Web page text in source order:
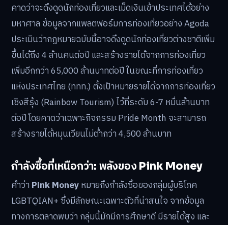
คาดว่าจะดึงดูดนักท่องเที่ยวและเม็ดเงินเข้าประเทศได้อย่าง
มหาศาล ข้อมูลจากแพลตฟอร์มการท่องเที่ยวอย่าง Agoda
ประเมินว่ากฎหมายฉบับนี้อาจดึงดูดนักท่องเที่ยวต่างชาติเพิ่ม
ขึ้นได้ถึง 4 ล้านคนต่อปี และสร้างรายได้จากการท่องเที่ยว
เพิ่มอีกกว่า 65,000 ล้านบาทต่อปี ในขณะที่การท่องเที่ยว
แห่งประเทศไทย (ททท.) ตั้งเป้าหมายรายได้จากการท่องเที่ยว
เชิงสีรุ้ง (Rainbow Tourism) ไว้ที่ระดับ 6-7 หมื่นล้านบาท
ต่อปี โดยคาดว่าเฉพาะกิจกรรม Pride Month จะสามารถ
สร้างรายได้หมุนเวียนไม่ต่ำกว่า 4,500 ล้านบาท
กำลังซื้อที่เหนือกว่า: พลังของ Pink Money
คำว่า Pink Moneyหมายถึงกำลังซื้อของกลุ่มผู้บริโภค
LGBTQIAN+ ซึ่งมีลักษณะเฉพาะตัวที่น่าสนใจ จากข้อมูล
ทางการตลาดพบว่า กลุ่มนี้มักมีการศึกษาดี มีรายได้สูง และ